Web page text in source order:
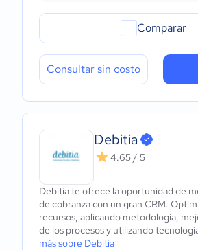
Comparar
Consultar sin costo
Debitia
4.65 / 5
Debitia te ofrece la oportunidad de
de cobranza con un gran CRM.
recursos, aplicando metodología,
de los procesos y utilizando
más sobre Debitia